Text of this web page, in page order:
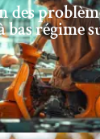
des
bas régime